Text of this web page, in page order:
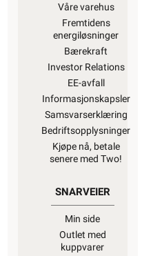
Våre varehus
Fremtidens
energiløsninger
Bærekraft
Investor Relations
EE-avfall
Informasjonskapsler
Samsvarserklæring
Bedriftsopplysninger
Kjøpe nå, betale
senere med Two!
SNARVEIER
Min side
Outlet med
kuppvarer